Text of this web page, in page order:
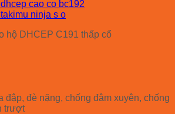
lượng
hộ DHCEP C191 thấp cổ
đập, đè nặng, chống đâm xuyên, chống
trượt